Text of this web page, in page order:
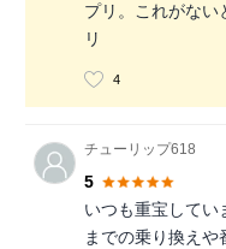
プリ。これがない
リ
4
チューリップ618
5
いつも重宝してい
までの乗り換え